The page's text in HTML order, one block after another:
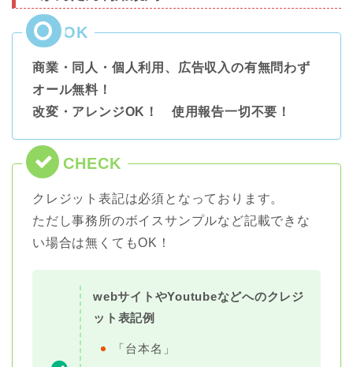
商業・同人・個人利用、広告収入の有無問わず
オール無料！
改変・アレンジOK！ 使用報告一切不要！
クレジット表記は必須となっております。
ただし事務所のボイスサンプルなど記載できな
い場合は無くてもOK！
webサイトやYoutubeなどへのクレジ
ット表記例
「台本名」